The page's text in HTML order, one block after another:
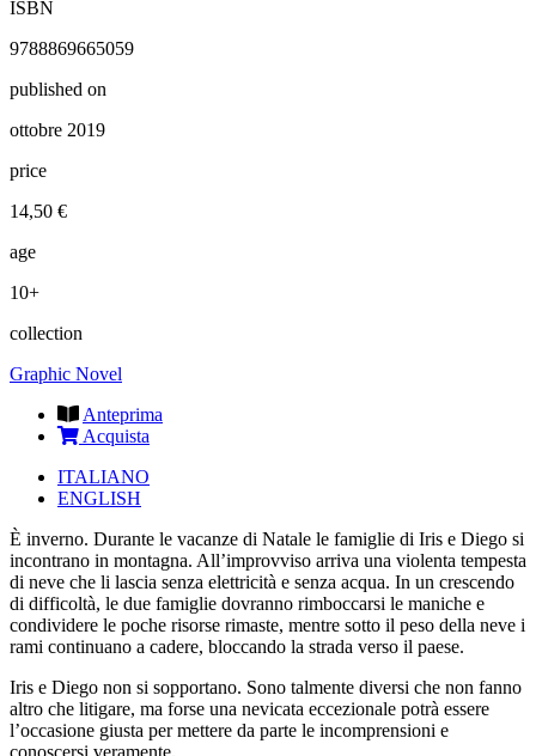
ISBN
9788869665059
published on
ottobre 2019
price
14,50 €
age
10+
collection
Graphic Novel
Anteprima
Acquista
ITALIANO
ENGLISH
È inverno. Durante le vacanze di Natale le famiglie di Iris e Diego si
incontrano in montagna. All’improvviso arriva una violenta tempesta
di neve che li lascia senza elettricità e senza acqua. In un crescendo
di difficoltà, le due famiglie dovranno rimboccarsi le maniche e
condividere le poche risorse rimaste, mentre sotto il peso della neve i
rami continuano a cadere, bloccando la strada verso il paese.
Iris e Diego non si sopportano. Sono talmente diversi che non fanno
altro che litigare, ma forse una nevicata eccezionale potrà essere
l’occasione giusta per mettere da parte le incomprensioni e
conoscersi veramente.